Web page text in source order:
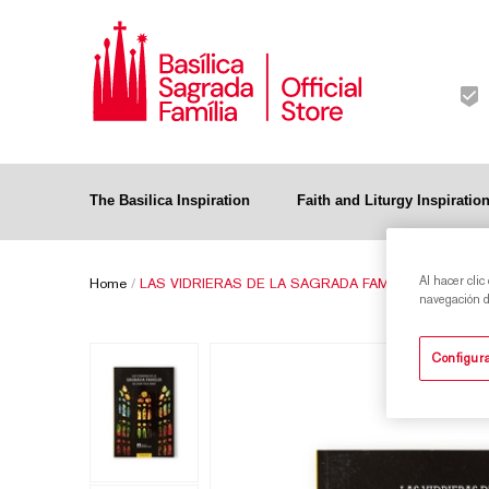
The Basilica Inspiration Faith and Liturgy Inspiration
Home / LAS VIDRIERAS DE LA SAGRADA FAMILIA
Al hacer clic
navegación